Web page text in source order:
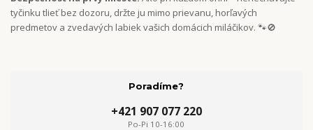
tyčinku tlieť bez dozoru, držte ju mimo prievanu, horľavých
predmetov a zvedavých labiek vašich domácich miláčikov. 🐾🚫
Poradíme?
+421 907 077 220
Po-Pi 10-16:00